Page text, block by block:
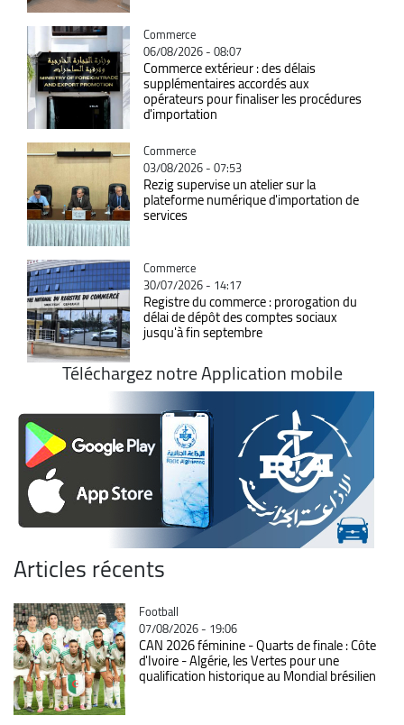
Catégorie
Commerce
06/08/2026 - 08:07
Commerce extérieur : des délais
supplémentaires accordés aux
opérateurs pour finaliser les procédures
d'importation
Catégorie
Commerce
03/08/2026 - 07:53
Rezig supervise un atelier sur la
plateforme numérique d'importation de
services
Catégorie
Commerce
30/07/2026 - 14:17
Registre du commerce : prorogation du
délai de dépôt des comptes sociaux
jusqu'à fin septembre
Téléchargez notre Application mobile
Articles récents
Catégorie
Football
07/08/2026 - 19:06
CAN 2026 féminine - Quarts de finale : Côte
d'Ivoire - Algérie, les Vertes pour une
qualification historique au Mondial brésilien